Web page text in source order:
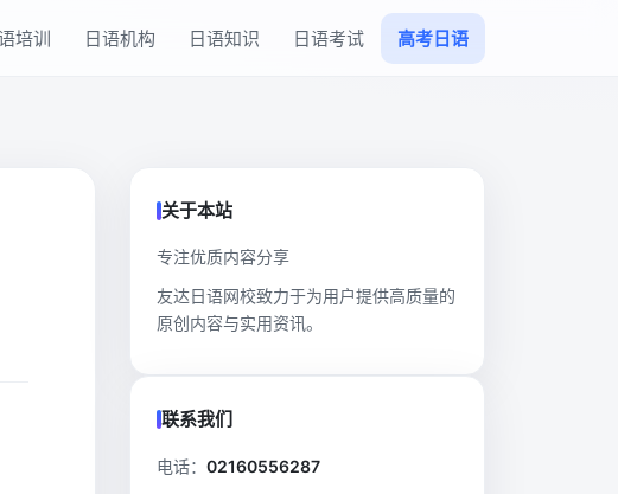
培训 日语机构 日语知识 日语考试 高考日语
关于本站
专注优质内容分享
友达日语网校致力于为用户提供高质量的
原创内容与实用资讯。
联系我们
电话： 02160556287